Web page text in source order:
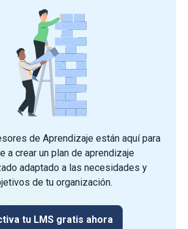
de Aprendizaje están aquí para
a crear un plan de aprendizaje
adaptado a las necesidades y
de tu organización.
tu LMS gratis ahora